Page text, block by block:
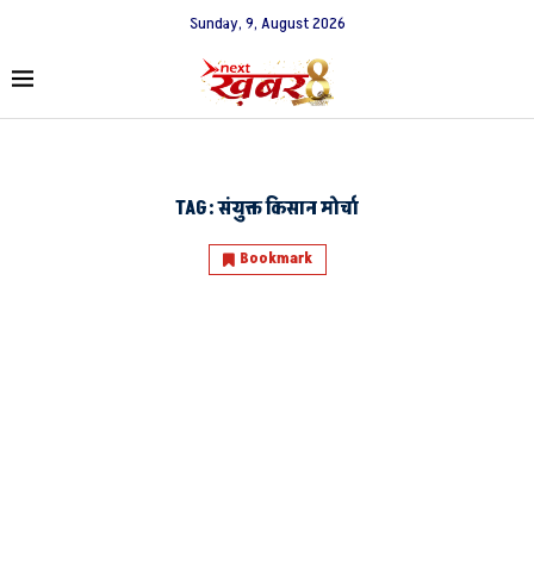
Sunday, 9, August 2026
TAG:संयुक्त किसान मोर्चा
Bookmark